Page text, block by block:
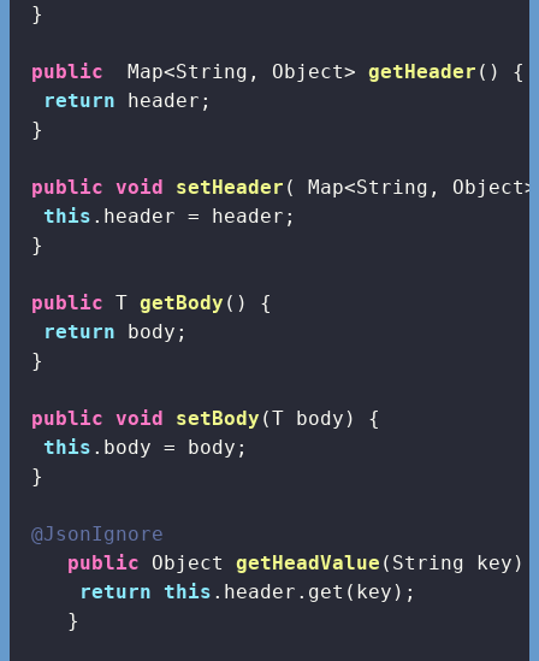
}
public
  Map<String, Object>
getHeader ()
{
return header;
}
public void setHeader ( Map<String,
this .header = header;
}
public T getBody ()
{
return body;
}
public void setBody (T body)
{
this .body = body;
}
@JsonIgnore
public Object getHeadValue (String key)
return this .header.get(key);
    }